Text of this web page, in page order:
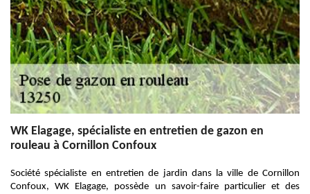
WK Elagage, spécialiste en entretien de gazon en
rouleau à Cornillon Confoux
Société spécialiste en entretien de jardin dans la ville de Cornillon
Confoux, WK Elagage, possède un savoir-faire particulier et des